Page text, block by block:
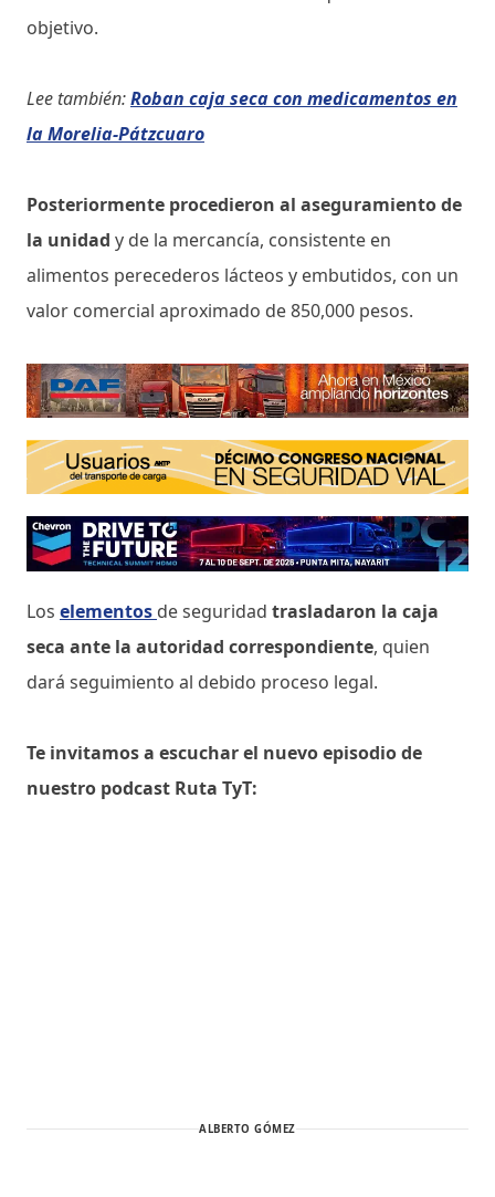
objetivo.
Lee también:Roban caja seca con medicamentos en
la Morelia-Pátzcuaro
Posteriormente procedieron al aseguramiento de
la unidad y de la mercancía, consistente en
alimentos perecederos lácteos y embutidos, con un
valor comercial aproximado de 850,000 pesos.
Los elementos de seguridad trasladaron la caja
seca ante la autoridad correspondiente, quien
dará seguimiento al debido proceso legal.
Te invitamos a escuchar el nuevo episodio de
nuestro podcast Ruta TyT:
ALBERTO GÓMEZ